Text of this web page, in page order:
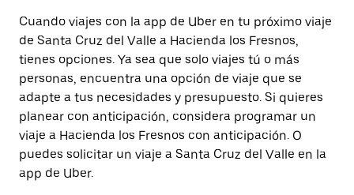
Cuando viajes con la app de Uber en tu próximo viaje
de Santa Cruz del Valle a Hacienda los Fresnos,
tienes opciones. Ya sea que solo viajes tú o más
personas, encuentra una opción de viaje que se
adapte a tus necesidades y presupuesto. Si quieres
planear con anticipación, considera programar un
viaje a Hacienda los Fresnos con anticipación. O
puedes solicitar un viaje a Santa Cruz del Valle en la
app de Uber.